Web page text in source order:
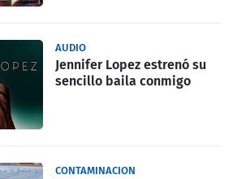
AUDIO
Jennifer Lopez estrenó su
sencillo baila conmigo
CONTAMINACION